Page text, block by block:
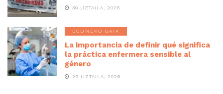
30 UZTAILA, 2026
EGUNEKO GAIA
La importancia de definir qué significa
la práctica enfermera sensible al
género
29 UZTAILA, 2026